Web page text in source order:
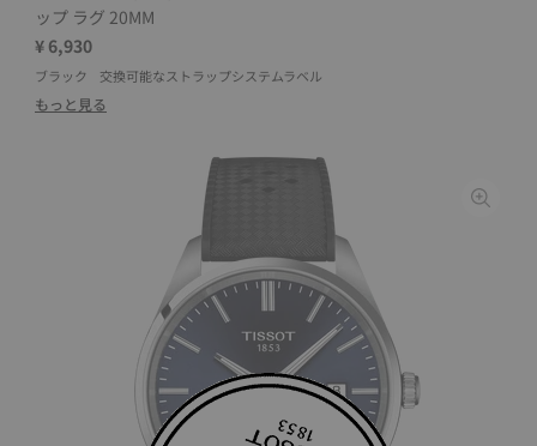
ップ ラグ 20MM
¥ 6,930
ブラック 交換可能なストラップシステムラベル
もっと見る